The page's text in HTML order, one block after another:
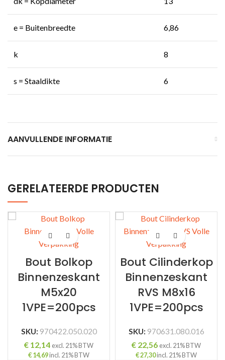
e = Buitenbreedte 6,86
k 8
s = Staaldikte 6
AANVULLENDE INFORMATIE
GERELATEERDE PRODUCTEN
Bout Bolkop
Binnenzeskant
M5x20
1VPE=200pcs
SKU: 970422.050.020
€ 12,14 excl. 21% BTW
€14,69incl. 21% BTW
Bout Cilinderkop
Binnenzeskant
RVS M8x16
1VPE=200pcs
SKU: 970631.080.016
€ 22,56 excl. 21% BTW
€27,30incl. 21% BTW